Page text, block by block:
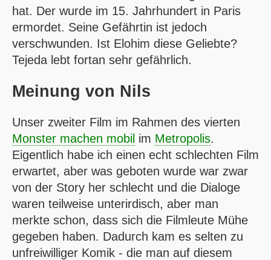
hat. Der wurde im 15. Jahrhundert in Paris
ermordet. Seine Gefährtin ist jedoch
verschwunden. Ist Elohim diese Geliebte?
Tejeda lebt fortan sehr gefährlich.
Meinung von Nils
Unser zweiter Film im Rahmen des vierten
Monster machen mobil im Metropolis.
Eigentlich habe ich einen echt schlechten Film
erwartet, aber was geboten wurde war zwar
von der Story her schlecht und die Dialoge
waren teilweise unterirdisch, aber man
merkte schon, dass sich die Filmleute Mühe
gegeben haben. Dadurch kam es selten zu
unfreiwilliger Komik - die man auf diesem